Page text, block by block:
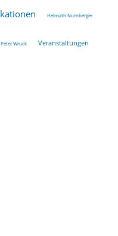
Helmuth Nürnberger
Peter Wruck Veranstaltungen